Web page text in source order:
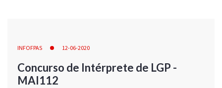
INFOFPAS 12-06-2020
Concurso de Intérprete de LGP -
MAI112